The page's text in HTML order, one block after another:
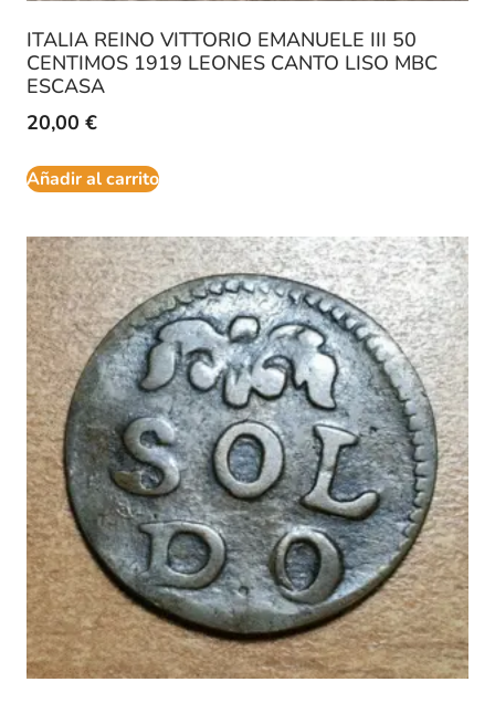
ITALIA REINO VITTORIO EMANUELE III 50
CENTIMOS 1919 LEONES CANTO LISO MBC
ESCASA
20,00 €
Añadir al carrito